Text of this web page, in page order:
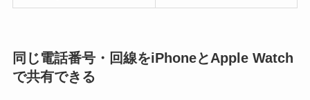
同じ電話番号・回線をiPhoneとApple Watch
で共有できる